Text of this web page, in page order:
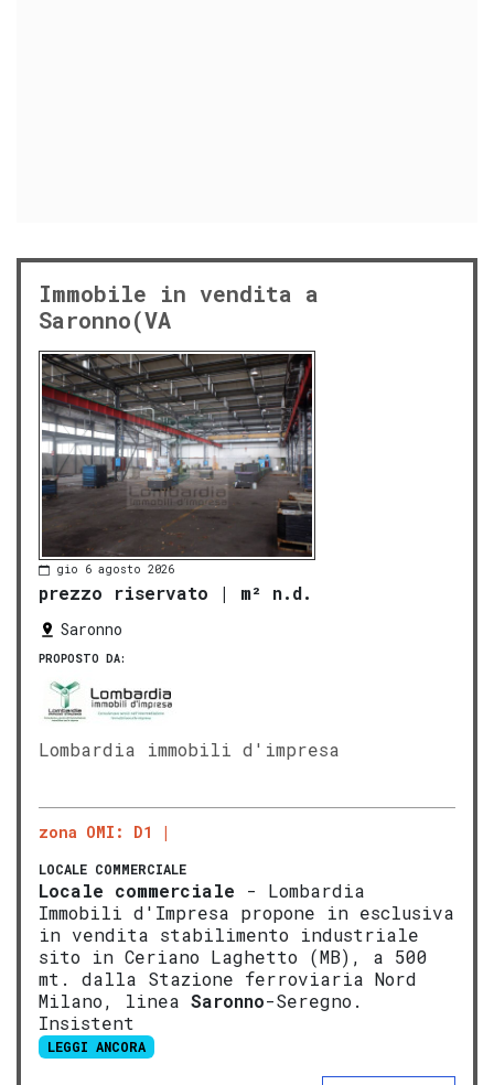
Immobile in vendita a
Saronno(VA
gio 6 agosto 2026
prezzo riservato | m² n.d.
Saronno
PROPOSTO DA:
Lombardia immobili d'impresa
zona OMI: D1
LOCALE COMMERCIALE
Locale commerciale - Lombardia
Immobili d'Impresa propone in esclusiva
in vendita stabilimento industriale
sito in Ceriano Laghetto (MB), a 500
mt. dalla Stazione ferroviaria Nord
Milano, linea Saronno-Seregno.
Insistent
LEGGI ANCORA